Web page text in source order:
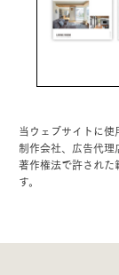
当ウェブサイトに
制作会社、広告代理
著作権法で許された
す。